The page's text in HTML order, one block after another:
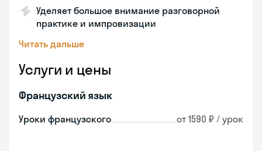
Уделяет большое внимание разговорной
практике и импровизации
Читать дальше
Услуги и цены
Французский язык
Уроки французского от 1590 ₽ / урок